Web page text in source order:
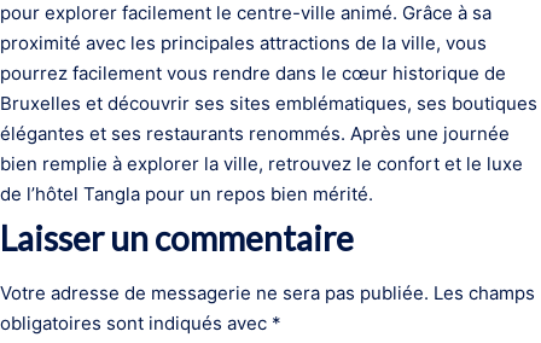
pour explorer facilement le centre-ville animé. Grâce à sa
proximité avec les principales attractions de la ville, vous
pourrez facilement vous rendre dans le cœur historique de
Bruxelles et découvrir ses sites emblématiques, ses boutiques
élégantes et ses restaurants renommés. Après une journée
bien remplie à explorer la ville, retrouvez le confort et le luxe
de l’hôtel Tangla pour un repos bien mérité.
Laisser un commentaire
Votre adresse de messagerie ne sera pas publiée. Les champs
obligatoires sont indiqués avec *